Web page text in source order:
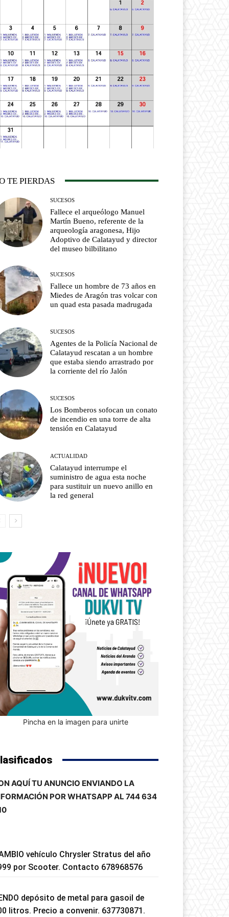
TE PIERDAS
SUCESOS
Fallece el arqueólogo Manuel
Martín Bueno, referente de la
arqueología aragonesa, Hijo
Adoptivo de Calatayud y director
del museo bilbilitano
SUCESOS
Fallece un hombre de 73 años en
Miedes de Aragón tras volcar con
un quad esta pasada madrugada
SUCESOS
Agentes de la Policía Nacional de
Calatayud rescatan a un hombre
que estaba siendo arrastrado por
la corriente del río Jalón
SUCESOS
Los Bomberos sofocan un conato
de incendio en una torre de alta
tensión en Calatayud
ACTUALIDAD
Calatayud interrumpe el
suministro de agua esta noche
para sustituir un nuevo anillo en
la red general
Pincha en la imagen para unirte
AQUÍ TU ANUNCIO ENVIANDO LA
POR WHATSAPP AL 744 634
vehículo Chrysler Stratus del año
por Scooter. Contacto 678968576
depósito de metal para gasoil de
litros. Precio a convenir. 637730871.